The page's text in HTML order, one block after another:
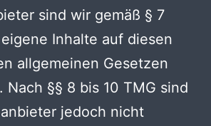
sind wir gemäß § 7
Inhalte auf diesen
allgemeinen Gesetzen
§§ 8 bis 10 TMG sind
jedoch nicht